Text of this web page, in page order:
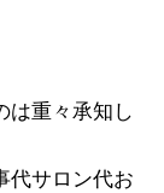
は重々承知し
代サロン代お